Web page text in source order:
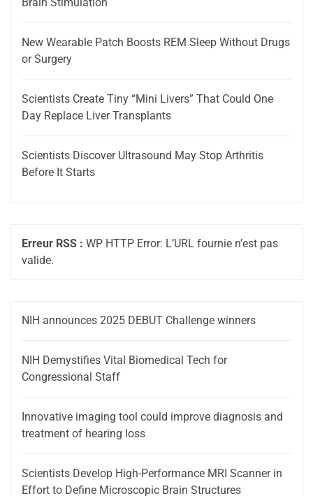
Brain Stimulation
New Wearable Patch Boosts REM Sleep Without Drugs
or Surgery
Scientists Create Tiny “Mini Livers” That Could One
Day Replace Liver Transplants
Scientists Discover Ultrasound May Stop Arthritis
Before It Starts
Erreur RSS : WP HTTP Error: L’URL fournie n’est pas
valide.
NIH announces 2025 DEBUT Challenge winners
NIH Demystifies Vital Biomedical Tech for
Congressional Staff
Innovative imaging tool could improve diagnosis and
treatment of hearing loss
Scientists Develop High-Performance MRI Scanner in
Effort to Define Microscopic Brain Structures